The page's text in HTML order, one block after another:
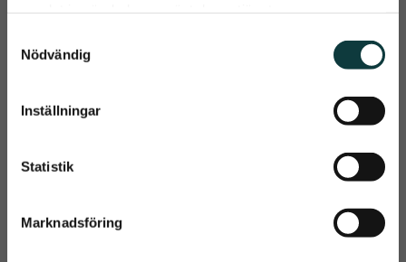
Nödvändig
Inställningar
Statistik
Marknadsföring
Hrimnir Fire and
Tjock mjuk padding över
Det allra senaste direkt i din inkorg